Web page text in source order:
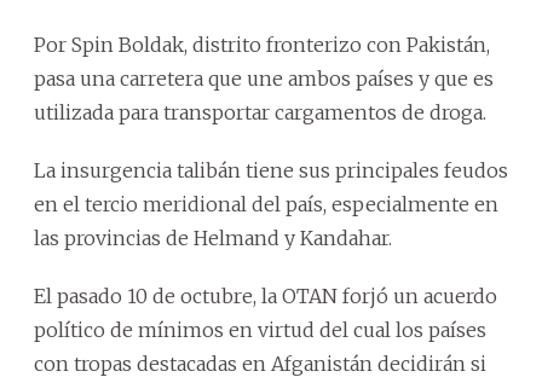
Por Spin Boldak, distrito fronterizo con Pakistán,
pasa una carretera que une ambos países y que es
utilizada para transportar cargamentos de droga.
La insurgencia talibán tiene sus principales feudos
en el tercio meridional del país, especialmente en
las provincias de Helmand y Kandahar.
El pasado 10 de octubre, la OTAN forjó un acuerdo
político de mínimos en virtud del cual los países
con tropas destacadas en Afganistán decidirán si